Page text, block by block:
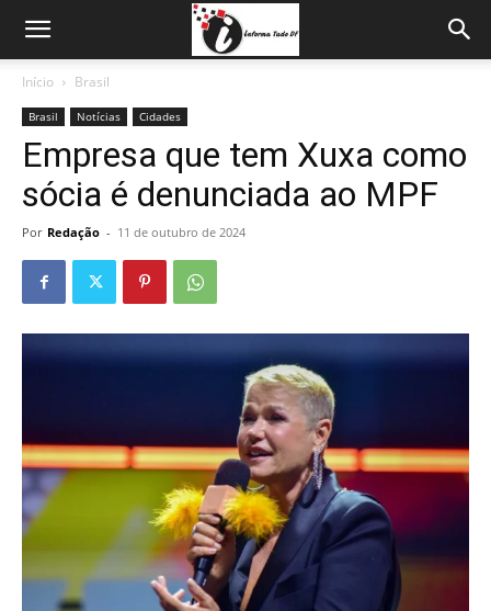
Início Brasil
Brasil Notícias Cidades
Empresa que tem Xuxa como
sócia é denunciada ao MPF
Por Redação - 11 de outubro de 2024